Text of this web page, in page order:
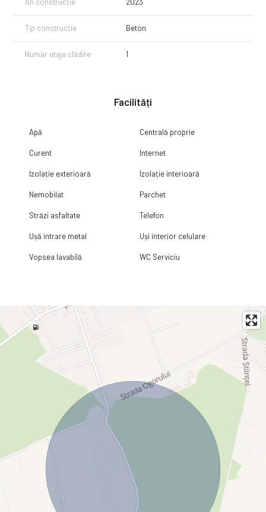
Tip construcție Beton
Număr etaje clădire 1
Facilități
Apă Centrală proprie
Curent Internet
Izolație exterioară Izolație interioară
Nemobilat Parchet
Străzi asfaltate Telefon
Ușă intrare metal Uși interior celulare
Vopsea lavabilă WC Serviciu